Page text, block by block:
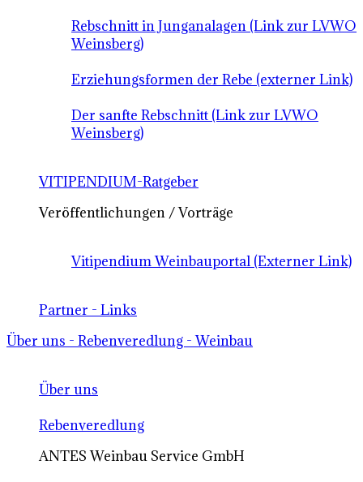
Rebschnitt in Junganalagen (Link zur LVWO
Weinsberg)
Erziehungsformen der Rebe (externer Link)
Der sanfte Rebschnitt (Link zur LVWO
Weinsberg)
VITIPENDIUM-Ratgeber
Veröffentlichungen / Vorträge
Vitipendium Weinbauportal (Externer Link)
Partner - Links
Über uns - Rebenveredlung - Weinbau
Über uns
Rebenveredlung
ANTES Weinbau Service GmbH